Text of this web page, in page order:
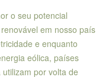
o seu potencial
em nosso país
e enquanto
eólica, países
por volta de